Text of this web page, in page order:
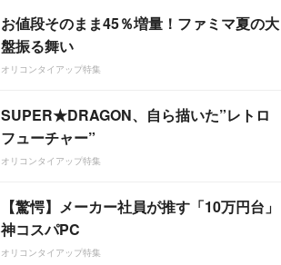
お値段そのまま45％増量！ファミマ夏の大
盤振る舞い
オリコンタイアップ特集
SUPER★DRAGON、自ら描いた”レトロ
フューチャー”
オリコンタイアップ特集
【驚愕】メーカー社員が推す「10万円台」
神コスパPC
オリコンタイアップ特集